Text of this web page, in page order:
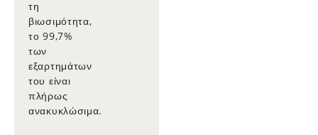
τη
βιωσιμότητα,
το 99,7%
των
εξαρτημάτων
του είναι
πλήρως
ανακυκλώσιμα.